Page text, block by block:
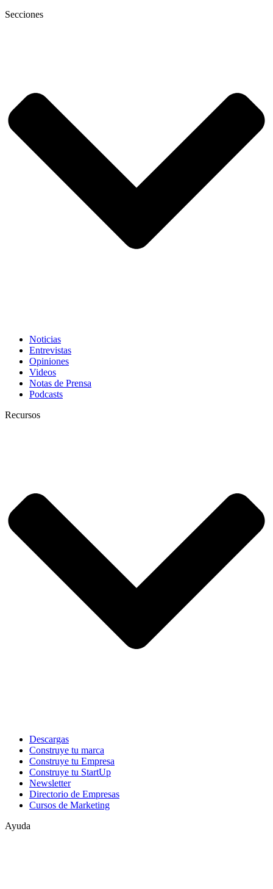
Secciones
Noticias
Entrevistas
Opiniones
Videos
Notas de Prensa
Podcasts
Recursos
Descargas
Construye tu marca
Construye tu Empresa
Construye tu StartUp
Newsletter
Directorio de Empresas
Cursos de Marketing
Ayuda